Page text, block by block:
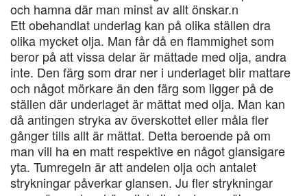
och hamna där man minst av allt önskar.n
Ett obehandlat underlag kan på olika ställen dra
olika mycket olja. Man får då en flammighet som
beror på att vissa delar är mättade med olja, andra
inte. Den färg som drar ner i underlaget blir mattare
och något mörkare än den färg som ligger på de
ställen där underlaget är mättat med olja. Man kan
då antingen stryka av överskottet eller måla fler
gånger tills allt är mättat. Detta beroende på om
man vill ha en matt respektive en något glansigare
yta. Tumregeln är att andelen olja och antalet
strykningar påverkar glansen. Ju fler strykningar